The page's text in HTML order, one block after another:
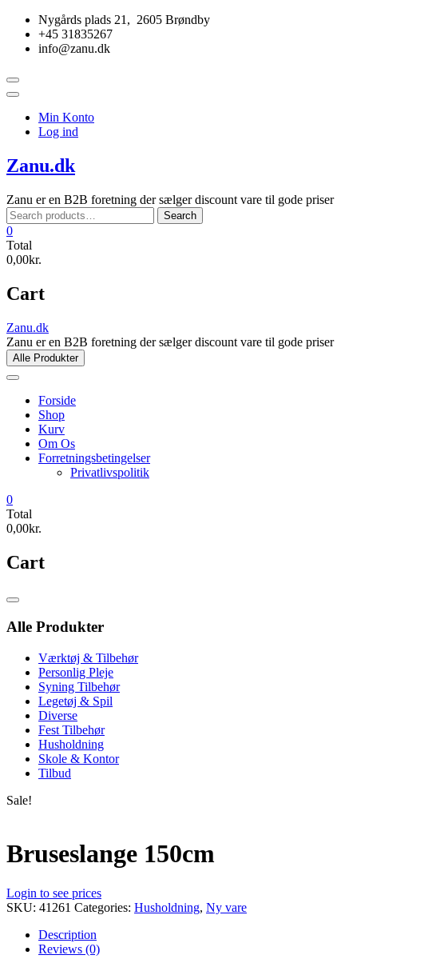
Skip
content
Nygårds plads 21, 2605 Brøndby
+45 31835267
info@zanu.dk
Topbar
Menu
Min Konto
Log ind
Zanu.dk
Zanu er en B2B foretning der sælger discount vare til gode priser
Search
for:
Search
0
Total
0,00kr.
Cart
Zanu.dk
Zanu er en B2B foretning der sælger discount vare til gode priser
Alle Produkter
Forside
Shop
Kurv
Om Os
Forretningsbetingelser
Privatlivspolitik
0
Total
0,00kr.
Cart
Catalog
Alle Produkter
Værktøj & Tilbehør
Personlig Pleje
Syning Tilbehør
Legetøj & Spil
Diverse
Fest Tilbehør
Husholdning
Skole & Kontor
Tilbud
Sale!
Bruseslange 150cm
Login to see prices
SKU: 41261 Categories: Husholdning, Ny vare
Description
Reviews (0)